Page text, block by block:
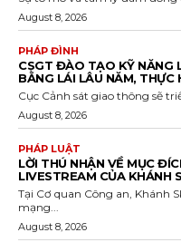
August 8, 2026
PHÁP ĐÌNH
CSGT ĐÀO TẠO KỸ NĂNG
BẰNG LÁI LÂU NĂM, THỰC
Cục Cảnh sát giao thông sẽ
August 8, 2026
PHÁP LUẬT
LỜI THÚ NHẬN VỀ MỤC
LIVESTREAM CỦA KHÁNH
Tại Cơ quan Công an, Khánh
mạng...
August 8, 2026